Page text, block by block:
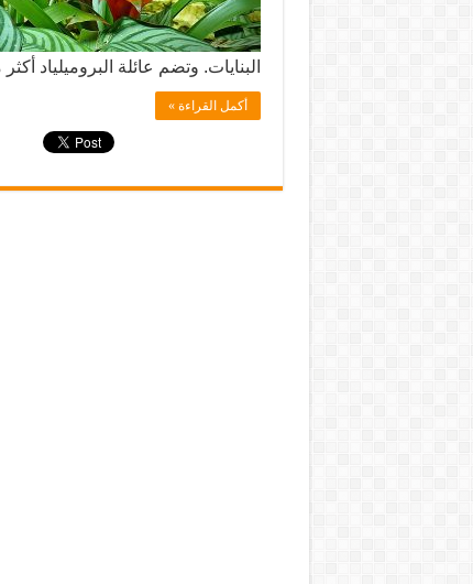
البنايات. وتضم عائلة البروميلياد أكثر من 2000 نوع
أكمل القراءة »